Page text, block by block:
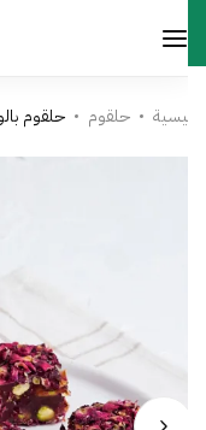
حلقوم حلقوم بالورد